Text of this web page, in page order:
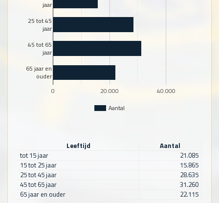
Aantal
0 20.000 40.000
jaar
25 tot 45
jaar
45 tot 65
jaar
65 jaar en
ouder
Leeftijd
Aantal
tot 15 jaar
21.085
15 tot 25 jaar
15.865
25 tot 45 jaar
28.635
45 tot 65 jaar
31.260
65 jaar en ouder
22.115